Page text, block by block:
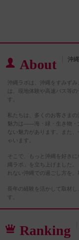
About 沖
沖縄ラボは、沖縄をすみず
は、現地体験や高速バス等
す。
私たちは、多くのお客さま
魅力は――海・緑・生き物・
ない魅力があります。また
ゃいます。
そこで、もっと沖縄を好き
縄ラボ」を立ち上げました
れない沖縄での過ごし方を、
長年の経験を活かして取材
す。
Ranking